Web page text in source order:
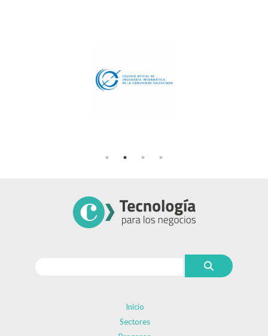
Inicio
Sectores